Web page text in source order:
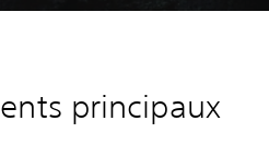
principaux